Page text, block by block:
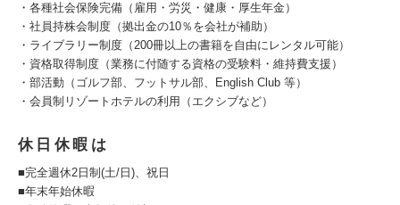
・各種社会保険完備（雇用・労災・健康・厚生年金）
・社員持株会制度（拠出金の10％を会社が補助）
・ライブラリー制度（200冊以上の書籍を自由にレンタル可能）
・資格取得制度（業務に付随する資格の受験料・維持費支援）
・部活動（ゴルフ部、フットサル部、English Club 等）
・会員制リゾートホテルの利用（エクシブなど）
休日休暇は
■完全週休2日制(土/日)、祝日
■年末年始休暇